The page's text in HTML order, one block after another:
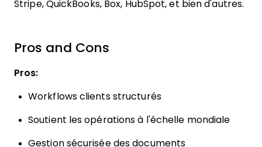
Stripe, QuickBooks, Box, HubSpot, et bien d'autres.
Pros and Cons
Pros:
Workflows clients structurés
Soutient les opérations à l'échelle mondiale
Gestion sécurisée des documents